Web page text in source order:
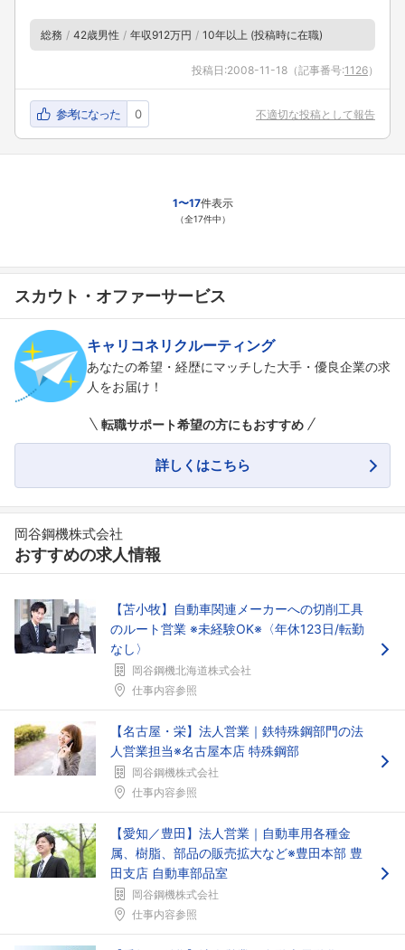
総務 42歳男性 年収912万円 10年以上 (投稿時に在職)
投稿日:2008-11-18 （記事番号:1126）
参考になった 0 不適切な投稿として報告
1〜17件表示
（全17件中）
スカウト・オファーサービス
キャリコネリクルーティング
あなたの希望・経歴にマッチした大手・優良企業の求
人をお届け！
転職サポート希望の方にもおすすめ
詳しくはこちら
岡谷鋼機株式会社
おすすめの求人情報
【苫小牧】自動車関連メーカーへの切削工具
のルート営業 ※未経験OK※〈年休123日/転勤
なし〉
岡谷鋼機北海道株式会社
仕事内容参照
【名古屋・栄】法人営業｜鉄特殊鋼部門の法
人営業担当※名古屋本店 特殊鋼部
岡谷鋼機株式会社
仕事内容参照
【愛知／豊田】法人営業｜自動車用各種金
属、樹脂、部品の販売拡大など※豊田本部 豊
田支店 自動車部品室
岡谷鋼機株式会社
仕事内容参照